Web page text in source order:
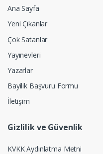
Ana Sayfa
Yeni Çıkanlar
Çok Satanlar
Yayınevleri
Yazarlar
Bayilik Başvuru Formu
İletişim
Gizlilik ve Güvenlik
KVKK Aydınlatma Metni